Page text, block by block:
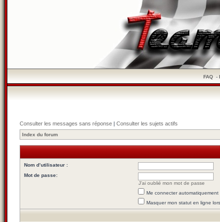
FAQ-
Consulter les messages sans réponse | Consulter les sujets actifs
Index du forum
Nom d’utilisateur :
Mot de passe:
J’ai oublié mon mot de passe
Me connecter
Masquer mon statut en ligne